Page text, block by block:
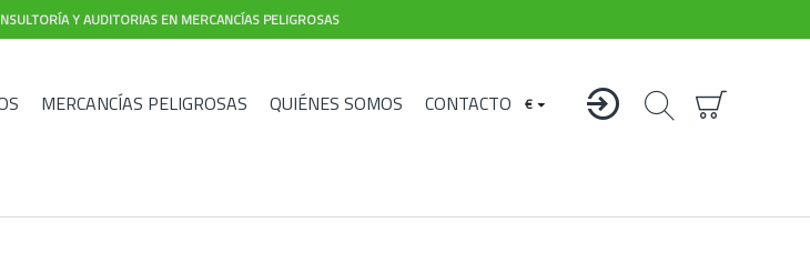
Y AUDITORIAS EN MERCANCÍAS PELIGROSAS
MERCANCÍAS PELIGROSAS QUIÉNES SOMOS CONTACTO €